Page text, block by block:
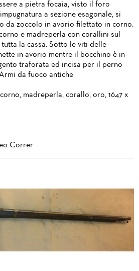
a pietra focaia, visto il foro
a sezione esagonale, si
da zoccolo in avorio filettato in corno.
e madreperla con corallini sul
la cassa. Sotto le viti delle
in avorio mentre il bocchino è in
traforata ed incisa per il perno
da fuoco antiche
madreperla, corallo, oro, 1647 x
Correr